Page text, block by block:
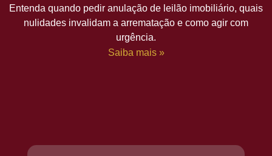
Entenda quando pedir anulação de leilão imobiliário, quais
nulidades invalidam a arrematação e como agir com
urgência.
Saiba mais »